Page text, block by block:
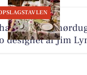
tilbud på
designet af Jim